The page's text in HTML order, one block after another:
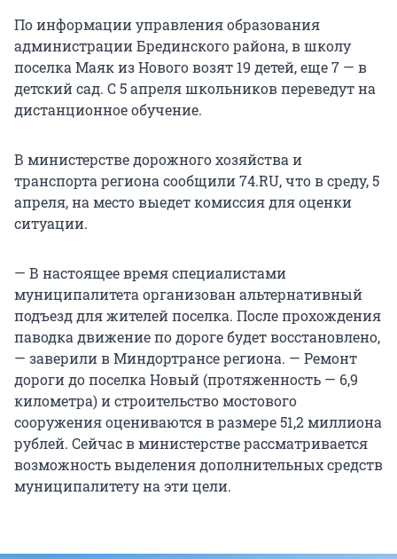
По информации управления образования
администрации Брединского района, в школу
поселка Маяк из Нового возят 19 детей, еще 7 — в
детский сад. С 5 апреля школьников переведут на
дистанционное обучение.
В министерстве дорожного хозяйства и
транспорта региона сообщили 74.RU, что в среду, 5
апреля, на место выедет комиссия для оценки
ситуации.
— В настоящее время специалистами
муниципалитета организован альтернативный
подъезд для жителей поселка. После прохождения
паводка движение по дороге будет восстановлено,
— заверили в Миндортрансе региона. — Ремонт
дороги до поселка Новый (протяженность — 6,9
километра) и строительство мостового
сооружения оцениваются в размере 51,2 миллиона
рублей. Сейчас в министерстве рассматривается
возможность выделения дополнительных средств
муниципалитету на эти цели.